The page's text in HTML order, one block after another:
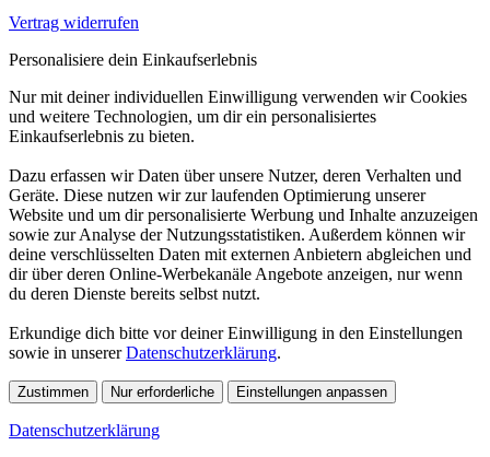
Vertrag widerrufen
Personalisiere dein Einkaufserlebnis
Nur mit deiner individuellen Einwilligung verwenden wir Cookies
und weitere Technologien, um dir ein personalisiertes
Einkaufserlebnis zu bieten.
Dazu erfassen wir Daten über unsere Nutzer, deren Verhalten und
Geräte. Diese nutzen wir zur laufenden Optimierung unserer
Website und um dir personalisierte Werbung und Inhalte anzuzeigen
sowie zur Analyse der Nutzungsstatistiken. Außerdem können wir
deine verschlüsselten Daten mit externen Anbietern abgleichen und
dir über deren Online-Werbekanäle Angebote anzeigen, nur wenn
du deren Dienste bereits selbst nutzt.
Erkundige dich bitte vor deiner Einwilligung in den Einstellungen
sowie in unsererDatenschutzerklärung.
Zustimmen Nur erforderliche Einstellungen anpassen
Datenschutzerklärung